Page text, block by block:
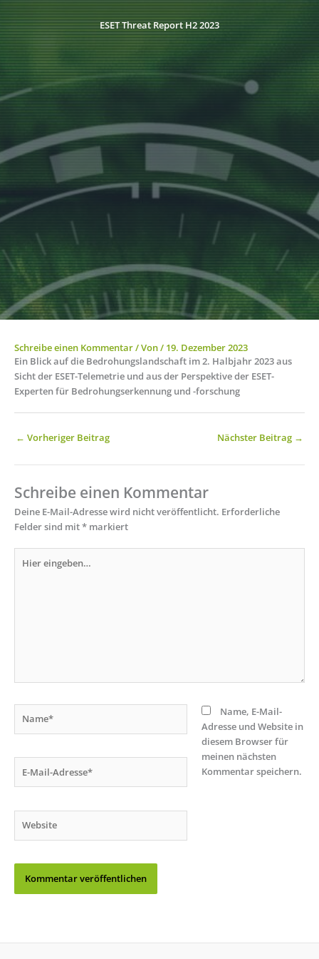
ESET Threat Report H2 2023
Schreibe einen Kommentar/ Von/ 19. Dezember 2023
Ein Blick auf die Bedrohungslandschaft im 2. Halbjahr 2023 aus
Sicht der ESET-Telemetrie und aus der Perspektive der ESET-
Experten für Bedrohungserkennung und -forschung
← Vorheriger Beitrag Nächster Beitrag →
Schreibe einen Kommentar
Deine E-Mail-Adresse wird nicht veröffentlicht. Erforderliche
Felder sind mit* markiert
eingeben…
Mail-
Name, E-Mail-
Adresse und Website in
diesem Browser für
meinen nächsten
Kommentar speichern.